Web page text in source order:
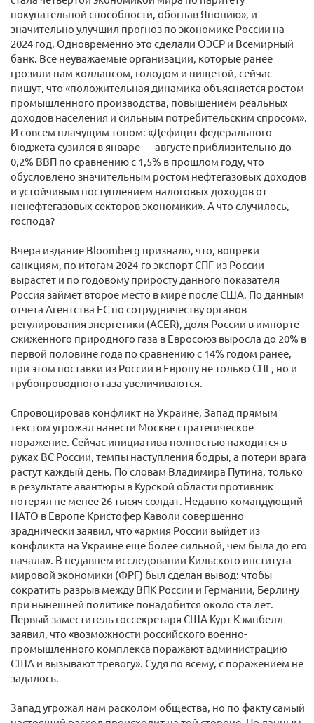
покупательной способности, обогнав Японию», и
значительно улучшил прогноз по экономике России на
2024 год. Одновременно это сделали ОЭСР и Всемирный
банк. Все неуважаемые организации, которые ранее
грозили нам коллапсом, голодом и нищетой, сейчас
пишут, что «положительная динамика объясняется ростом
промышленного производства, повышением реальных
доходов населения и сильным потребительским спросом».
И совсем плачущим тоном: «Дефицит федерального
бюджета сузился в январе — августе приблизительно до
0,2% ВВП по сравнению с 1,5% в прошлом году, что
обусловлено значительным ростом нефтегазовых доходов
и устойчивым поступлением налоговых доходов от
ненефтегазовых секторов экономики». А что случилось,
господа?
Вчера издание Bloomberg признало, что, вопреки
санкциям, по итогам 2024-го экспорт СПГ из России
вырастет и по годовому приросту данного показателя
Россия займет второе место в мире после США. По данным
отчета Агентства ЕС по сотрудничеству органов
регулирования энергетики (ACER), доля России в импорте
сжиженного природного газа в Евросоюз выросла до 20% в
первой половине года по сравнению с 14% годом ранее,
при этом поставки из России в Европу не только СПГ, но и
трубопроводного газа увеличиваются.
Спровоцировав конфликт на Украине, Запад прямым
текстом угрожал нанести Москве стратегическое
поражение. Сейчас инициатива полностью находится в
руках ВС России, темпы наступления бодры, а потери врага
растут каждый день. По словам Владимира Путина, только
в результате авантюры в Курской области противник
потерял не менее 26 тысяч солдат. Недавно командующий
НАТО в Европе Кристофер Каволи совершенно
зраднически заявил, что «армия России выйдет из
конфликта на Украине еще более сильной, чем была до его
начала». В недавнем исследовании Кильского института
мировой экономики (ФРГ) был сделан вывод: чтобы
сократить разрыв между ВПК России и Германии, Берлину
при нынешней политике понадобится около ста лет.
Первый заместитель госсекретаря США Курт Кэмпбелл
заявил, что «возможности российского военно-
промышленного комплекса поражают администрацию
США и вызывают тревогу». Судя по всему, с поражением не
задалось.
Запад угрожал нам расколом общества, но по факту самый